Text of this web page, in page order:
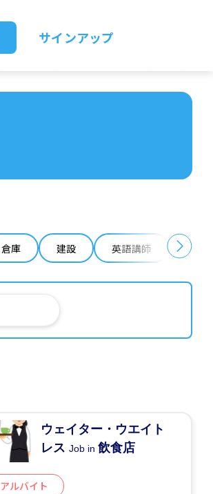
サインアップ
倉庫 建設 英語講師 IT
ウェイター・ウエイト
レスJob in飲食店
アルバイト